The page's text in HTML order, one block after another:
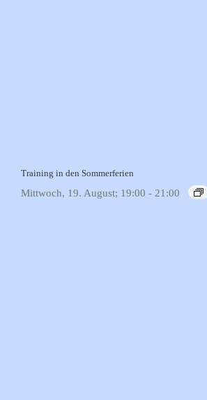
Training in den Sommerferien
Mittwoch, 19. August; 19:00 - 21:00